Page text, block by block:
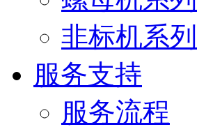
非标机系列
服务支持
服务流程